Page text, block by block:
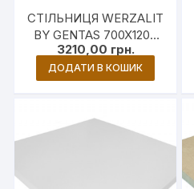
СТІЛЬНИЦЯ WERZALIT
BY GENTAS 700X1200
ММ 5655 МОНАКО
3210,00 грн.
ДОДАТИ В КОШИК